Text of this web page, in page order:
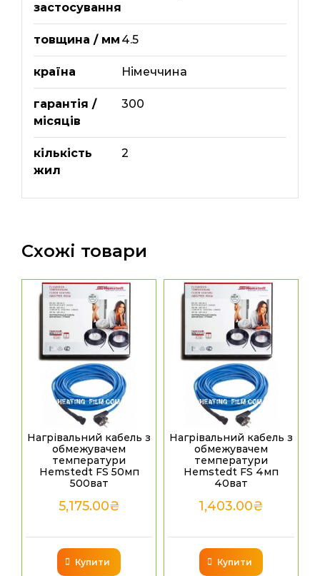
застосування
товщина / мм 4.5
країна Німеччина
гарантія /
місяців
300
кількість
жил
2
Схожі товари
Нагрівальний кабель з
обмежувачем
температури
Hemstedt FS 50мп
500ват
5,175.00₴
Купити
Нагрівальний кабель з
обмежувачем
температури
Hemstedt FS 4мп
40ват
1,403.00₴
Купити